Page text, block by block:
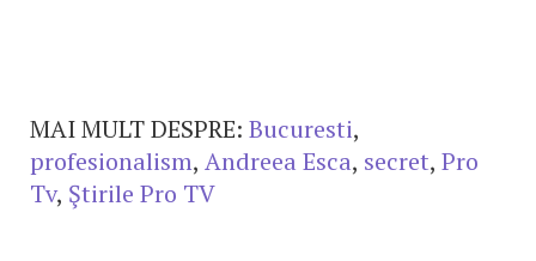
MAI MULT DESPRE: Bucuresti,
profesionalism, Andreea Esca, secret, Pro
Tv, Ştirile Pro TV